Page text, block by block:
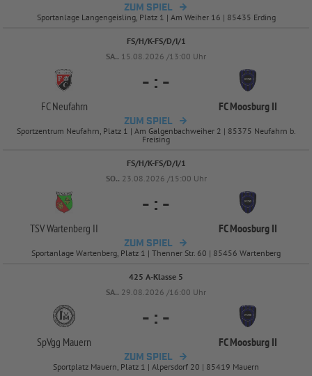
ZUM SPIEL
Sportanlage Langengeisling, Platz 1 | Am Weiher 16 | 85435 Erding
FS/H/K-FS/D/I/1
SA.. 15.08.2026 /13:00 Uhr
FC Neufahrn
- : -
FC Moosburg II
ZUM SPIEL
Sportzentrum Neufahrn, Platz 1 | Am Galgenbachweiher 2 | 85375 Neufahrn b.
Freising
FS/H/K-FS/D/I/1
SO.. 23.08.2026 /15:00 Uhr
TSV Wartenberg II
- : -
FC Moosburg II
ZUM SPIEL
Sportanlage Wartenberg, Platz 1 | Thenner Str. 60 | 85456 Wartenberg
425 A-Klasse 5
SA.. 29.08.2026 /16:00 Uhr
SpVgg Mauern
- : -
FC Moosburg II
ZUM SPIEL
Sportplatz Mauern, Platz 1 | Alpersdorf 20 | 85419 Mauern